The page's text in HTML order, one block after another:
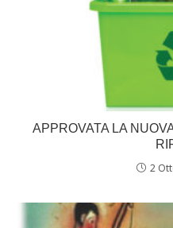
APPROVATA LA
2